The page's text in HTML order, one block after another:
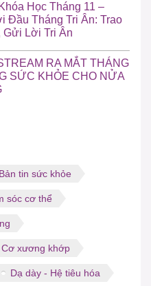
Học Tháng 11 –
Đầu Tháng Tri Ân: Trao
Gửi Lời Tri Ân
RA MẮT THÁNG
SỨC KHỎE CHO NỬA
Bản tin sức khỏe
sóc cơ thể
Cơ xương khớp
Dạ dày - Hệ tiêu hóa